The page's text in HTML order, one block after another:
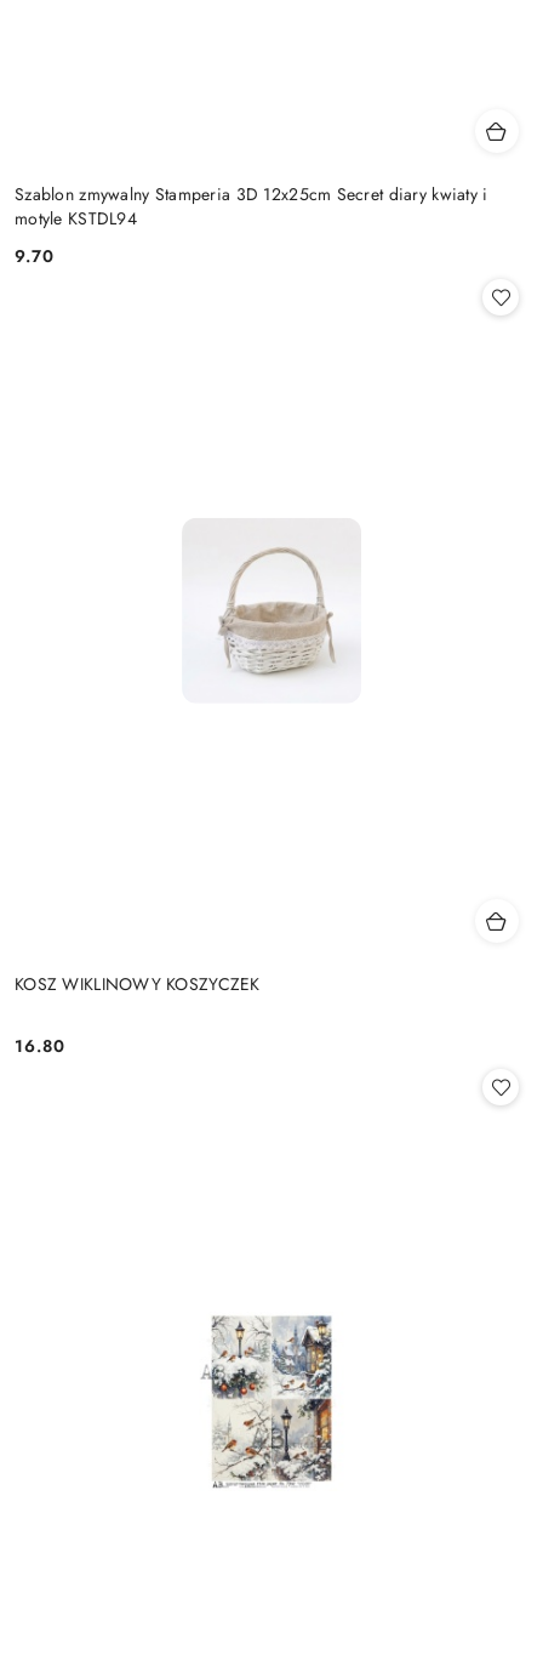
Szablon zmywalny Stamperia 3D 12x25cm Secret diary kwiaty i
motyle KSTDL94
Cena:
9.70
KOSZ WIKLINOWY KOSZYCZEK
Cena:
16.80